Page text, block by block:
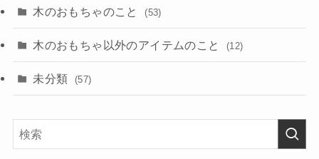
木のおもちゃのこと (53)
木のおもちゃ以外のアイテムのこと (12)
未分類 (57)